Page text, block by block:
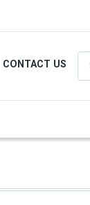
CONTACT US